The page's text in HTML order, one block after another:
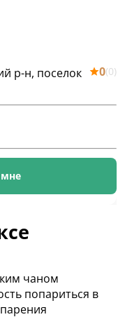
р-н, поселок
0(0)
чаном
попариться в